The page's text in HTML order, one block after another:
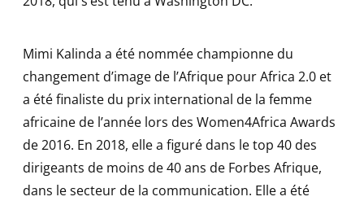
Mimi Kalinda a été nommée championne du
changement d’image de l’Afrique pour Africa 2.0 et
a été finaliste du prix international de la femme
africaine de l’année lors des Women4Africa Awards
de 2016. En 2018, elle a figuré dans le top 40 des
dirigeants de moins de 40 ans de Forbes Afrique,
dans le secteur de la communication. Elle a été